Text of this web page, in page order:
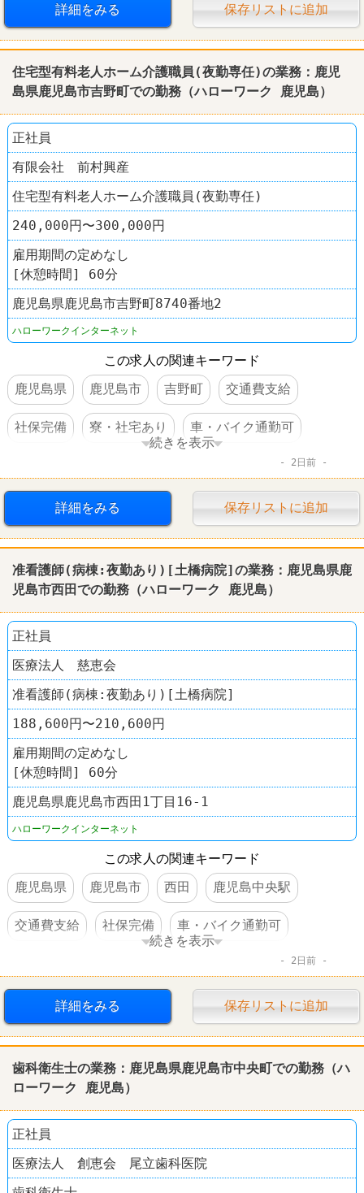
詳細をみる 保存リストに追加
住宅型有料老人ホーム介護職員(夜勤専任)の業務： 鹿児
島県鹿児島市吉野町での勤務（ハローワーク 鹿児島）
正社員
有限会社 前村興産
住宅型有料老人ホーム介護職員(夜勤専任)
240,000円〜300,000円
雇用期間の定めなし
[休憩時間] 60分
鹿児島県鹿児島市吉野町8740番地2
ハローワークインターネット
この求人の関連キーワード
鹿児島県
鹿児島市 吉野町 交通費支給
社保完備 寮・社宅あり 車・バイク通勤可
続きを表示
2日前
詳細をみる 保存リストに追加
准看護師(病棟:夜勤あり)[土橋病院]の業務： 鹿児島県鹿
児島市西田での勤務（ハローワーク 鹿児島）
正社員
医療法人 慈恵会
准看護師(病棟:夜勤あり)[土橋病院]
188,600円〜210,600円
雇用期間の定めなし
[休憩時間] 60分
鹿児島県鹿児島市西田1丁目16-1
ハローワークインターネット
この求人の関連キーワード
鹿児島県
鹿児島市 西田 鹿児島中央駅
交通費支給 社保完備 車・バイク通勤可
転勤なし
続きを表示
2日前
詳細をみる 保存リストに追加
歯科衛生士の業務： 鹿児島県鹿児島市中央町での勤務（ハ
ローワーク
鹿児島）
正社員
医療法人 創恵会 尾立歯科医院